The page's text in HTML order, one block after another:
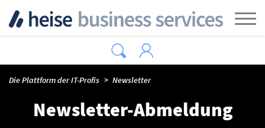
Die Plattform der IT-Profis Newsletter
Newsletter-Abmeldung